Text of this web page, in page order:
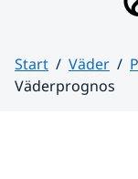
Start Väder
Väderprognos